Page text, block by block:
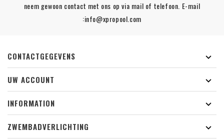
neem gewoon contact met ons op via mail of telefoon. E-mail
:info@xpropool.com
CONTACTGEGEVENS

UW ACCOUNT

INFORMATION

ZWEMBADVERLICHTING
